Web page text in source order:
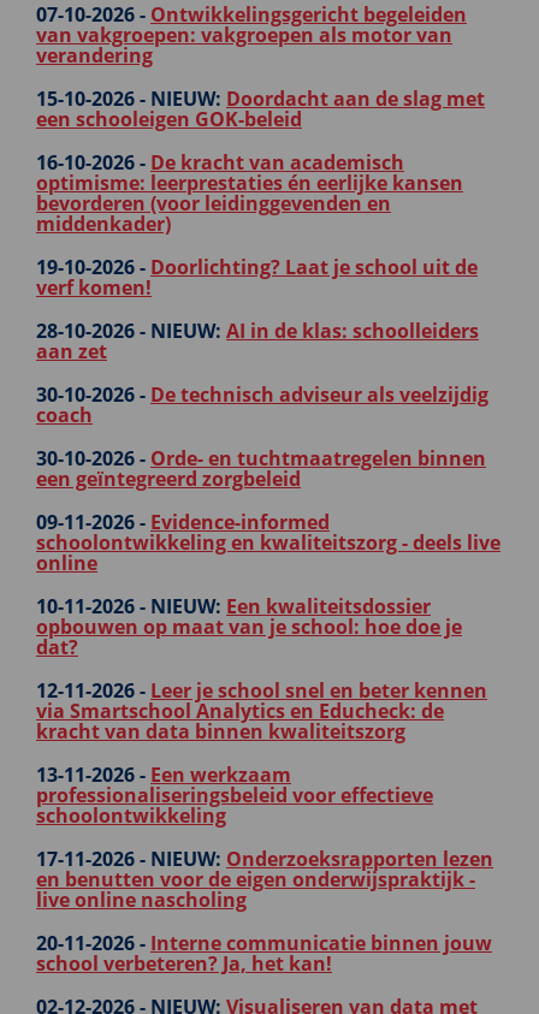
07-10-2026 - Ontwikkelingsgericht begeleiden
van vakgroepen: vakgroepen als motor van
verandering
15-10-2026 - NIEUW: Doordacht aan de slag met
een schooleigen GOK-beleid
16-10-2026 - De kracht van academisch
optimisme: leerprestaties én eerlijke kansen
bevorderen (voor leidinggevenden en
middenkader)
19-10-2026 - Doorlichting? Laat je school uit de
verf komen!
28-10-2026 - NIEUW: AI in de klas: schoolleiders
aan zet
30-10-2026 - De technisch adviseur als veelzijdig
coach
30-10-2026 - Orde- en tuchtmaatregelen binnen
een geïntegreerd zorgbeleid
09-11-2026 - Evidence-informed
schoolontwikkeling en kwaliteitszorg - deels live
online
10-11-2026 - NIEUW: Een kwaliteitsdossier
opbouwen op maat van je school: hoe doe je
dat?
12-11-2026 - Leer je school snel en beter kennen
via Smartschool Analytics en Educheck: de
kracht van data binnen kwaliteitszorg
13-11-2026 - Een werkzaam
professionaliseringsbeleid voor effectieve
schoolontwikkeling
17-11-2026 - NIEUW: Onderzoeksrapporten lezen
en benutten voor de eigen onderwijspraktijk -
live online nascholing
20-11-2026 - Interne communicatie binnen jouw
school verbeteren? Ja, het kan!
02-12-2026 - NIEUW: Visualiseren van data met